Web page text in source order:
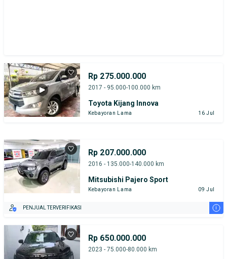
Rp 275.000.000
2017 - 95.000-100.000 km
Toyota Kijang Innova
Kebayoran Lama 16 Jul
Rp 207.000.000
2016 - 135.000-140.000 km
Mitsubishi Pajero Sport
Kebayoran Lama 09 Jul
PENJUAL TERVERIFIKASI i
Rp 650.000.000
2023 - 75.000-80.000 km